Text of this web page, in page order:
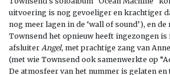
uitvoering is nog gevoeliger en krachtiger
nog meer lagen in de ‘wall of sound’), en
Townsend het opnieuw heeft ingezongen
afsluiter Angel, met prachtige zang van
(met wie Townsend ook samenwerkte op
De atmosfeer van het nummer is gelaten